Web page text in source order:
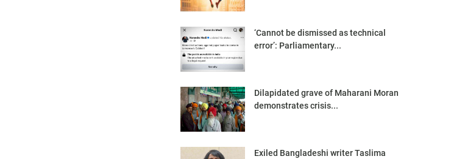
‘Cannot be dismissed as technical
error’: Parliamentary...
Dilapidated grave of Maharani Moran
demonstrates crisis...
Exiled Bangladeshi writer Taslima